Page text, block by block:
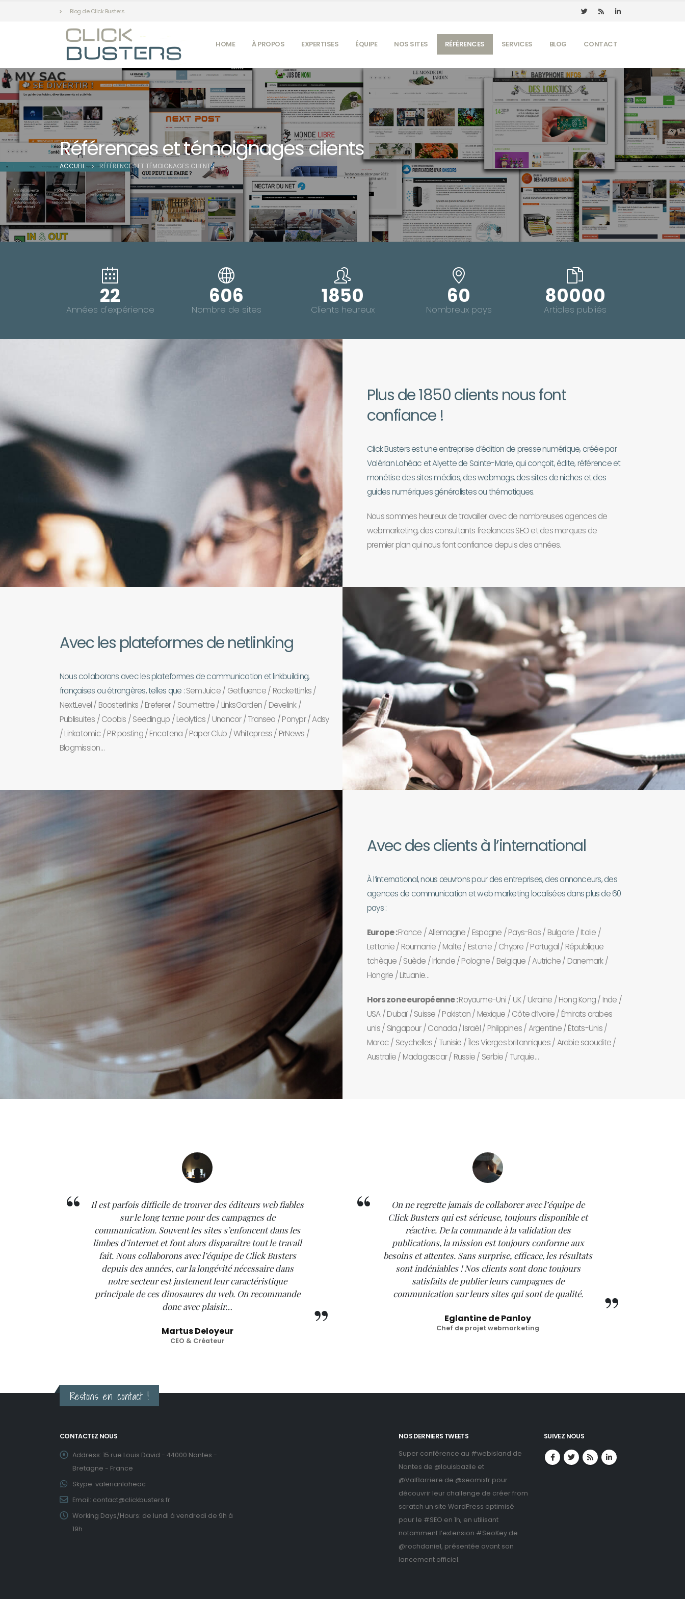
Blog de Click Busters
HOME À PROPOS EXPERTISES ÉQUIPE NOS SITES RÉFÉRENCES SERVICES BLOG CONTACT
Références et témoignages clients
ACCUEIL RÉFÉRENCES ET TÉMOIGNAGES CLIENTS
22
Années d'expérience
606
Nombre de sites
1850
Clients heureux
60
Nombreux pays
80000
Articles publiés
Plus de 1850 clients nous font
confiance !
Click Busters est une entreprise d’édition de presse numérique, créée par
Valérian Lohéac et Alyette de Sainte-Marie, qui conçoit, édite, référence et
monétise des sites médias, des webmags, des sites de niches et des
guides numériques généralistes ou thématiques.
Nous sommes heureux de travailler avec de nombreuses agences de
webmarketing, des consultants freelances SEO et des marques de
premier plan qui nous font confiance depuis des années.
Avec les plateformes de netlinking
Nous collaborons avec les plateformes de communication et linkbuilding,
françaises ou étrangères, telles que :SemJuice / Getfluence / RocketLinks /
NextLevel / Boosterlinks / Ereferer / Soumettre / LinksGarden / Develink /
Publisuites / Coobis / Seedingup / Leolytics / Unancor / Transeo / Ponypr / Adsy
/ Linkatomic / PR posting / Encatena / Paper Club / Whitepress / PrNews /
Blogmission…
Avec des clients à l’international
À l’international, nous œuvrons pour des entreprises, des annonceurs, des
agences de communication et web marketing localisées dans plus de 60
pays :
Europe :France / Allemagne / Espagne / Pays-Bas / Bulgarie / Italie /
Lettonie / Roumanie / Malte / Estonie / Chypre / Portugal / République
tchèque / Suède / Irlande / Pologne / Belgique / Autriche / Danemark /
Hongrie / Lituanie…
Hors zone européenne :Royaume-Uni / UK / Ukraine / Hong Kong / Inde /
USA / Dubaï / Suisse / Pakistan / Mexique / Côte d’Ivoire / Émirats arabes
unis / Singapour / Canada / Israël / Philippines / Argentine / États-Unis /
Maroc / Seychelles / Tunisie / Îles Vierges britanniques / Arabie saoudite /
Australie / Madagascar / Russie / Serbie / Turquie…
Il est parfois difficile de trouver des éditeurs web fiables
sur le long terme pour des campagnes de
communication. Souvent les sites s’enfoncent dans les
limbes d’internet et font alors disparaître tout le travail
fait. Nous collaborons avec l’équipe de Click Busters
depuis des années, car la longévité nécessaire dans
notre secteur est justement leur caractéristique
principale de ces dinosaures du web. On recommande
donc avec plaisir…
Martus Deloyeur
CEO & Créateur
On ne regrette jamais de collaborer avec l’équipe de
Click Busters qui est sérieuse, toujours disponible et
réactive. De la commande à la validation des
publications, la mission est toujours conforme aux
besoins et attentes. Sans surprise, efficace, les résultats
sont indéniables ! Nos clients sont donc toujours
satisfaits de publier leurs campagnes de
communication sur leurs sites qui sont de qualité.
Eglantine de Panloy
Chef de projet webmarketing
Restons en contact !
CONTACTEZ NOUS
Address: 15 rue Louis David - 44000 Nantes -
Bretagne - France
Skype: valerianloheac
Email: contact@clickbusters.fr
Working Days/Hours: de lundi à vendredi de 9h à
19h
NOS DERNIERS TWEETS
Super conférence au #webisland de
Nantes de @louisbazile et
@ValBarriere de @seomixfr pour
découvrir leur challenge de créer from
scratch un site WordPress optimisé
pour le #SEO en 1h, en utilisant
notamment l’extension #SeoKey de
@rochdaniel, présentée avant son
lancement officiel.
SUIVEZ NOUS